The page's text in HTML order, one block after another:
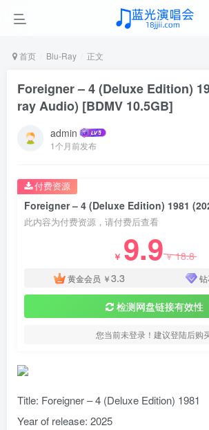
首页 Blu-Ray 正文
Foreigner – 4 (Deluxe Edition)
ray Audio) [BDMV 10.5GB]
admin
1个月前发布
此内容为付费资源，请付费后查看
￥ 9.9￥18.8
黄金会员 ￥3.3
检测网盘链接有效性
您当前未登录！建议登陆后购
付费资源
Title: Foreigner – 4 (Deluxe Edition) 1981
Year of release: 2025